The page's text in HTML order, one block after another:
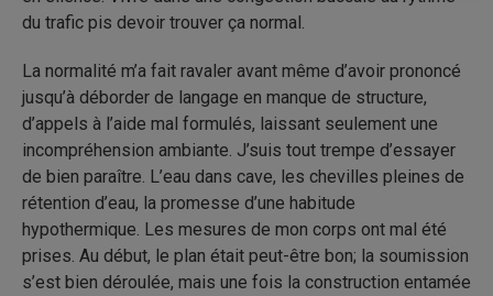
du trafic pis devoir trouver ça normal.
La normalité m’a fait ravaler avant même d’avoir prononcé
jusqu’à déborder de langage en manque de structure,
d’appels à l’aide mal formulés, laissant seulement une
incompréhension ambiante. J’suis tout trempe d’essayer
de bien paraître. L’eau dans cave, les chevilles pleines de
rétention d’eau, la promesse d’une habitude
hypothermique. Les mesures de mon corps ont mal été
prises. Au début, le plan était peut-être bon; la soumission
s’est bien déroulée, mais une fois la construction entamée